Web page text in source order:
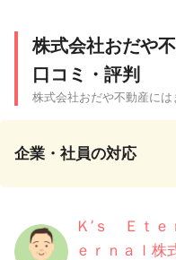
株式会社おだや
口コミ・評判
株式会社おだや不動産に
企業・社員の対応
Ｋ’ｓ Ｅｔｅ
ｅｒｎａｌ株